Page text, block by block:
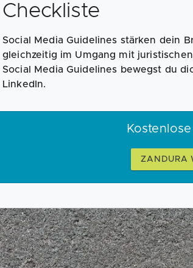
Checkliste
Social Media Guidelines stärken dein
gleichzeitig im Umgang mit
Social Media Guidelines bewegst du
LinkedIn.
ZANDURA